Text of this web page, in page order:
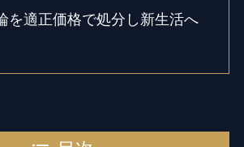
を適正価格で処分し新生活へ